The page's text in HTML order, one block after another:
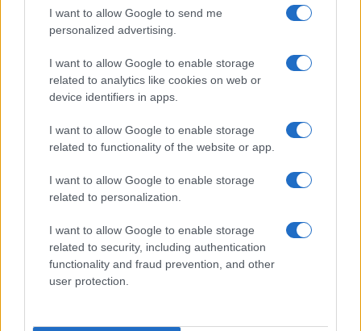
I want to allow Google to send me
personalized advertising.
I want to allow Google to enable storage
related to analytics like cookies on web or
device identifiers in apps.
I want to allow Google to enable storage
related to functionality of the website or app.
I want to allow Google to enable storage
related to personalization.
I want to allow Google to enable storage
related to security, including authentication
functionality and fraud prevention, and other
user protection.
Freestyle navdušuje s poletno
prilagojenimi cenami koles
Kovinska ograja po meri: kako
zadnja dva tedna skoraj brez
Graška Gora obeležuje 50.
jubilejni festival narodno-
zabavne glasbe